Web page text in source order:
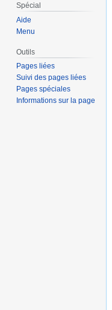
Spécial
Aide
Menu
Outils
Pages liées
Suivi des pages liées
Pages spéciales
Informations sur la page